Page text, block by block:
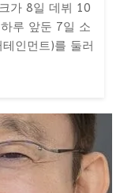
가 8일 데뷔 10
루 앞둔 7일 소
인먼트)를 둘러